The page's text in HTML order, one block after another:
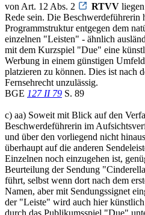
von Art. 12 Abs. 2
RTVV
Rede sein. Die Beschwerdeführerin
Programmstruktur entgegen dem
einzelnen "Leisten" - ähnlich
mit dem Kurzspiel "Due" eine
Werbung in einem günstigen
platzieren zu können. Dies ist nach
Fernsehrecht unzulässig.
BGE 127 II 79 S. 89
c) aa) Soweit mit Blick auf den
Beschwerdeführerin im
und über den vorliegend nicht
überhaupt auf die anderen
Einzelnen noch einzugehen ist,
Beurteilung der Sendung
führt, selbst wenn dort nach dem
Namen, aber mit Sendungssignet
der "Leiste" wird auch hier
durch das Publikumsspiel "Due"